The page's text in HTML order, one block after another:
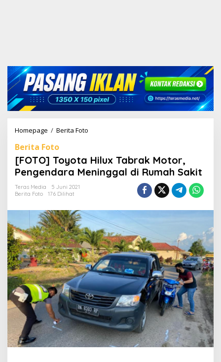
Homepage / Berita Foto
T
O
]
o
a
H
i
l
u
x
T
a
b
r
a
k
M
o
Berita Foto
[FOTO] Toyota Hilux Tabrak Motor,
Pengendara Meninggal di Rumah Sakit
Teras Media
5 Juni 2021
Berita Foto
176 Dilihat